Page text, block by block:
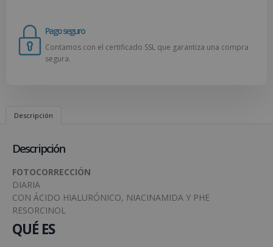
Pago seguro
Contamos con el certificado SSL que garantiza una compra
segura.
Descripción
Descripción
FOTOCORRECCIÓN
DIARIA
CON ÁCIDO HIALURÓNICO, NIACINAMIDA Y PHE
RESORCINOL
QUÉ ES